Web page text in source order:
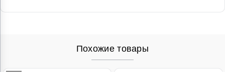
Похожие товары